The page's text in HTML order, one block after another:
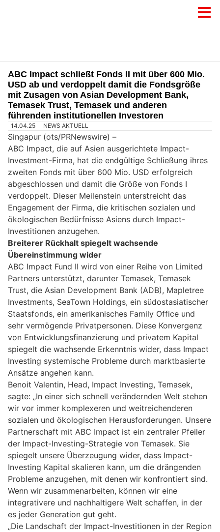
ABC Impact schließt Fonds II mit über 600 Mio.
USD ab und verdoppelt damit die Fondsgröße
mit Zusagen von Asian Development Bank,
Temasek Trust, Temasek und anderen
führenden institutionellen Investoren
14.04.25 NEWS AKTUELL
Singapur (ots/PRNewswire) –
ABC Impact, die auf Asien ausgerichtete Impact-
Investment-Firma, hat die endgültige Schließung ihres
zweiten Fonds mit über 600 Mio. USD erfolgreich
abgeschlossen und damit die Größe von Fonds I
verdoppelt. Dieser Meilenstein unterstreicht das
Engagement der Firma, die kritischen sozialen und
ökologischen Bedürfnisse Asiens durch Impact-
Investitionen anzugehen.
Breiterer Rückhalt spiegelt wachsende
Übereinstimmung wider
ABC Impact Fund II wird von einer Reihe von Limited
Partners unterstützt, darunter Temasek, Temasek
Trust, die Asian Development Bank (ADB), Mapletree
Investments, SeaTown Holdings, ein südostasiatischer
Staatsfonds, ein amerikanisches Family Office und
sehr vermögende Privatpersonen. Diese Konvergenz
von Entwicklungsfinanzierung und privatem Kapital
spiegelt die wachsende Erkenntnis wider, dass Impact
Investing systemische Probleme durch marktbasierte
Ansätze angehen kann.
Benoit Valentin, Head, Impact Investing, Temasek,
sagte: „In einer sich schnell verändernden Welt stehen
wir vor immer komplexeren und weitreichenderen
sozialen und ökologischen Herausforderungen. Unsere
Partnerschaft mit ABC Impact ist ein zentraler Pfeiler
der Impact-Investing-Strategie von Temasek. Sie
spiegelt unsere Überzeugung wider, dass Impact-
Investing Kapital skalieren kann, um die drängenden
Probleme anzugehen, mit denen wir konfrontiert sind.
Wenn wir zusammenarbeiten, können wir eine
integrativere und nachhaltigere Welt schaffen, in der
es jeder Generation gut geht.
„Die Landschaft der Impact-Investitionen in der Region